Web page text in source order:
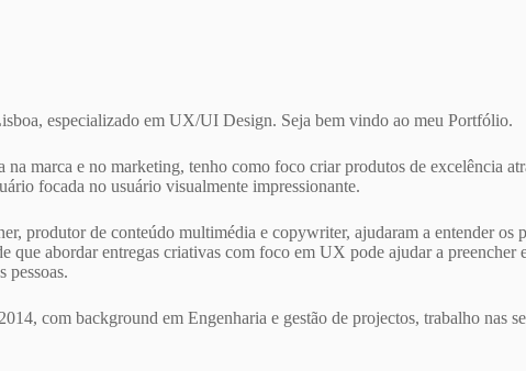
especializado em UX/UI Design. Seja bem vindo ao meu Portfólio.
marca e no marketing, tenho como foco criar produtos de excelência
focada no usuário visualmente impressionante.
produtor de conteúdo multimédia e copywriter, ajudaram a entender
que abordar entregas criativas com foco em UX pode ajudar a preencher
pessoas.
com background em Engenharia e gestão de projectos, trabalho nas